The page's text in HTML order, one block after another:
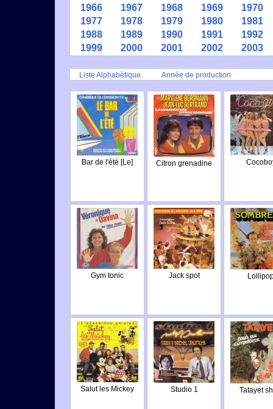
1966
1967 1968 1969
1970
1977
1978 1979 1980
1981
1988
1989 1990 1991
1992
1999
2000 2001 2002 2003
Liste Alphabétique Année de production
Bar de l'été [Le] Citron grenadine
Gym tonic Jack spot
Salut les Mickey Studio 1 Tatayet